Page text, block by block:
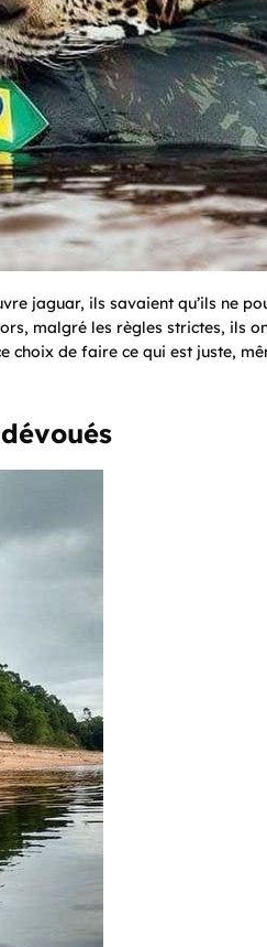
jaguar, ils savaient qu’ils ne
malgré les règles strictes, ils
choix de faire ce qui est juste,